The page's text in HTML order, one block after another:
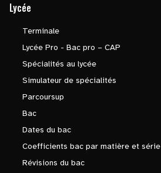
Lycée
Terminale
Lycée Pro - Bac pro – CAP
Spécialités au lycée
Simulateur de spécialités
Parcoursup
Bac
Dates du bac
Coefficients bac par matière et série
Révisions du bac